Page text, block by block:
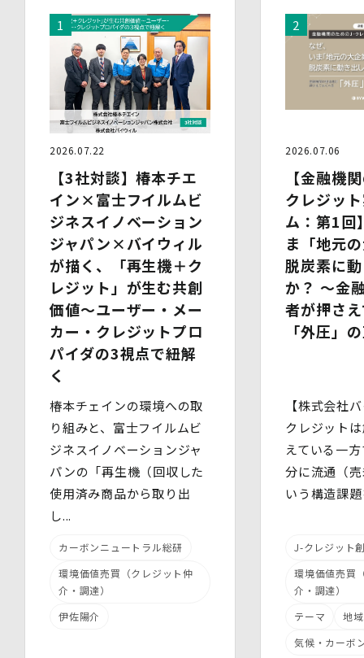
会社名・所属団体等の名称、所属名、役職名等の肩書、氏
名、住所、電話番号、メールアドレス、その他イベント・
セミナーを通じて取得した情報
(3)第三者提供の方法
電話、FAX、電子メール、郵送などの一般的な方法
(4)その他
上記の内容によらない個人情報の第三者提供を行う場合に
意を得ます。
5.委託
当社は、上記利用目的の達成に必要な範囲内において、個
人情報の取扱いの全部又は一部を委託する場合がありま
す。個人情報の取扱いを外部に委託する際は、十分な情報
管理水準を確保している委託先を選定するとともに、当該
委託先には必要かつ適切な監督を行います。
6.安全管理措置
当社は、個人情報保護法、個人情報保護方針及び本方針に
従って、個人データ（個人情報保護法第16条第３項により
定義された「個人データ」をいい、以下同様とします。）
を適切に取り扱い、正確かつ最新のものとするよう適切な
処置を講じます。
また、個人データの漏えい、滅失又は毀損の防止その他の
理します。
当社は、個人情報を適切に取り扱うため、以下の安全管理
(1)組織的安全管理措置
・ 個人情報の取扱状況について定期的な点検及び監査を
(2)人的安全管理措置
・ 個人データの取扱いに関する留意事項について、従業
員に定期的な研修を実施しています。
2026.07.22
【3社対談】椿本チエ
イン×富士フイルムビ
ジネスイノベーション
ジャパン×バイウィル
が描く、「再生機＋ク
レジット」が生む共創
価値～ユーザー・メー
カー・クレジットプロ
パイダの3視点で紐解
く
椿本チェインの環境への取
り組みと、富士フイルムビ
ジネスイノベーションジャ
パンの「再生機（回収した
使用済み商品から取り出
し...
カーボンニュートラル総研
環境価値売買（クレジット仲
介・調達）
伊佐陽介
2026.07.06
【金融機
クレジッ
ム：第1回
ま「地元
脱炭素に
か？ 〜金
者が押さ
「外圧」
【株式会社
クレジット
えている一
分に流通（
いう構造課
J-クレジット
環境価値売買
介・調達）
テーマ
地
気候・カーボ